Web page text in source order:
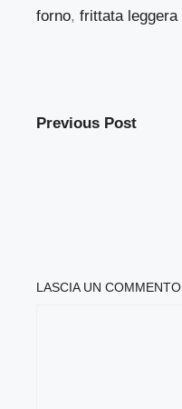
forno, frittata leggera
Previous Post
LASCIA UN COMMENTO